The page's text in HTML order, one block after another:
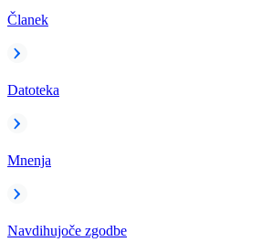
Članek
Datoteka
Mnenja
Navdihujoče zgodbe